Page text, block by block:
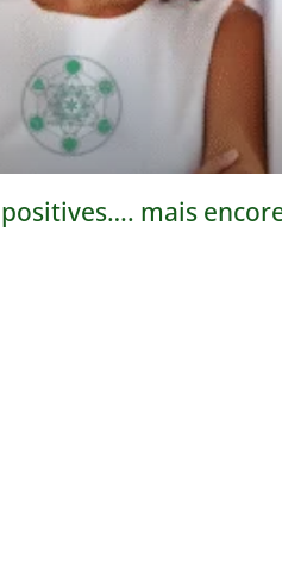
mais